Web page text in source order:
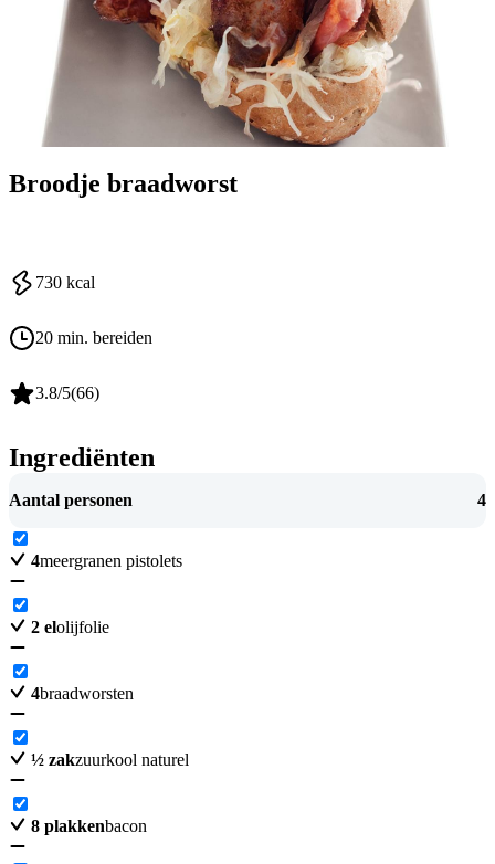
Broodje braadworst
730 kcal
20 min. bereiden
3.8/5(66)
Ingrediënten
Aantal personen 4
4meergranen pistolets
2 elolijfolie
4braadworsten
½ zakzuurkool naturel
8 plakkenbacon